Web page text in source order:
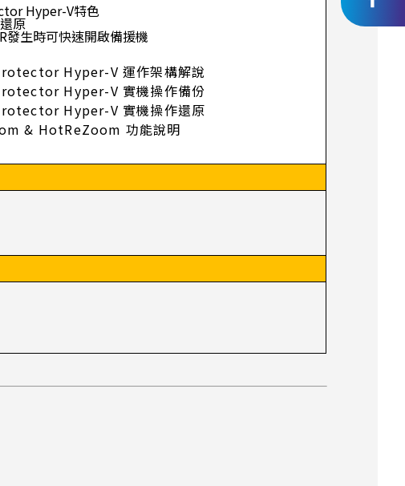
Hyper-V特色
原
發生時可快速開啟備援機
Hyper-V 運作架構解說
Hyper-V 實機操作備份
Hyper-V 實機操作還原
& HotReZoom 功能說明